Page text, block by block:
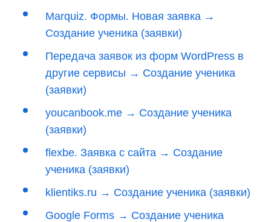
Marquiz. Формы. Новая заявка →
Создание ученика (заявки)
Передача заявок из форм WordPress в
другие сервисы → Создание ученика
(заявки)
youcanbook.me → Создание ученика
(заявки)
flexbe. Заявка с сайта → Создание
ученика (заявки)
klientiks.ru → Создание ученика (заявки)
Google Forms → Создание ученика